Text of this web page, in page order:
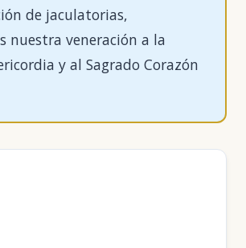
de jaculatorias,
nuestra veneración a la
y al Sagrado Corazón